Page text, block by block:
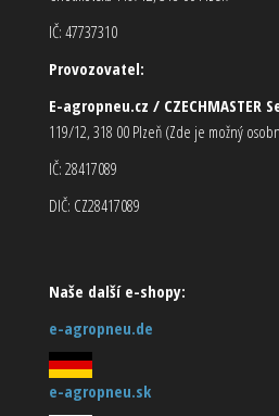
IČ: 47737310
Provozovatel:
E-agropneu.cz / CZECHMASTER
119/12, 318 00 Plzeň (Zde je možný
IČ: 28417089
DIČ: CZ28417089
Naše další e-shopy:
e-agropneu.de
e-agropneu.sk